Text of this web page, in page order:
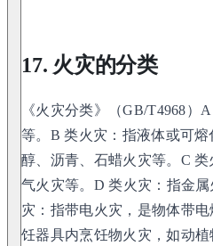
17. 火灾的分类
《火灾分类》（GB/T4968
等。B 类火灾：指液体或可
醇、沥青、石蜡火灾等。C
气火灾等。D 类火灾：指金
灾：指带电火灾，是物体带
饪器具内烹饪物火灾，如动植